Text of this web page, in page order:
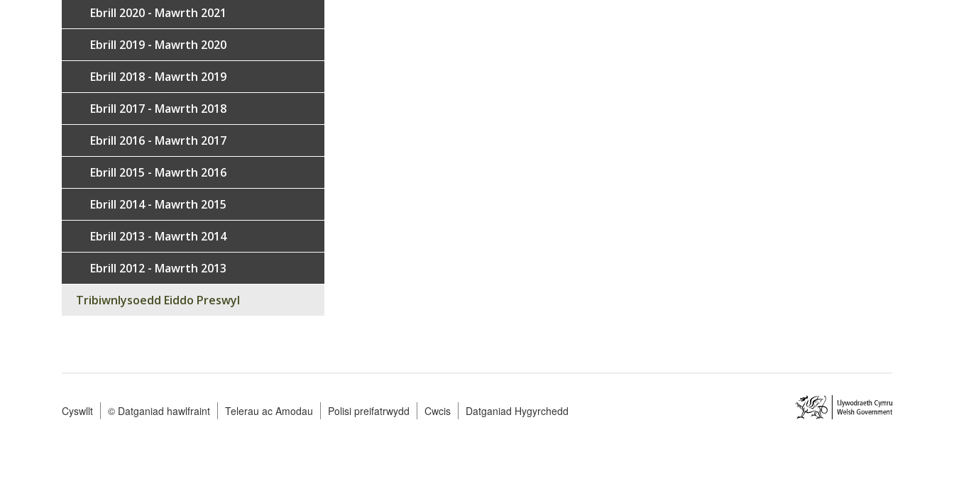
Ebrill 2020 - Mawrth 2021
Ebrill 2019 - Mawrth 2020
Ebrill 2018 - Mawrth 2019
Ebrill 2017 - Mawrth 2018
Ebrill 2016 - Mawrth 2017
Ebrill 2015 - Mawrth 2016
Ebrill 2014 - Mawrth 2015
Ebrill 2013 - Mawrth 2014
Ebrill 2012 - Mawrth 2013
Tribiwnlysoedd Eiddo Preswyl
Footer
Cyswllt © Datganiad hawlfraint Telerau ac Amodau Polisi preifatrwydd Cwcis Datganiad Hygyrchedd